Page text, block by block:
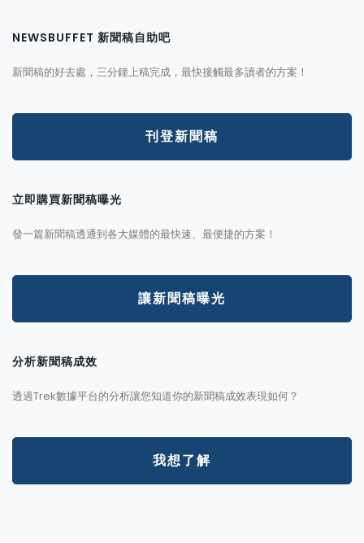
NEWSBUFFET 新聞稿自助吧
新聞稿的好去處，三分鐘上稿完成，最快接觸最多讀者的方案！
刊登新聞稿
立即購買新聞稿曝光
發一篇新聞稿透通到各大媒體的最快速、最便捷的方案！
讓新聞稿曝光
分析新聞稿成效
透過Trek數據平台的分析讓您知道你的新聞稿成效表現如何？
我想了解